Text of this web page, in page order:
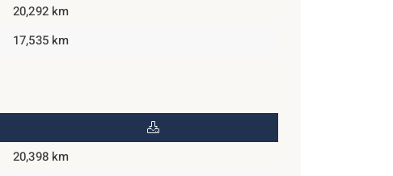
20,292 km
17,535 km
20,398 km